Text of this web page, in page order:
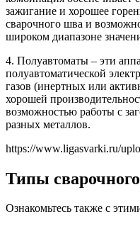
зажигание и хорошее
сварочного шва и
широком диапазоне
4. Полуавтоматы – эти
полуавтоматической
газов (инертных или
хорошей
возможностью работы с
разных металлов.
https://www.ligasvarki.ru/
Типы
Ознакомьтесь также с